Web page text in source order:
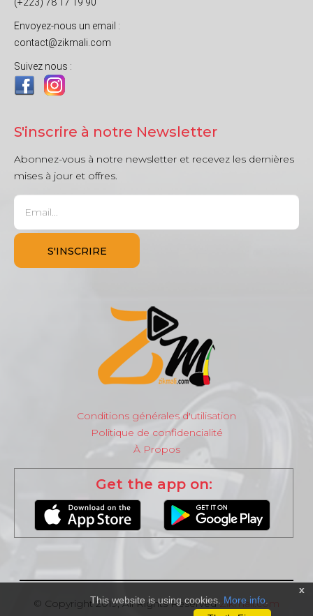
Envoyez-nous un email :
contact@zikmali.com
Suivez nous :
S'inscrire à notre Newsletter
Abonnez-vous à notre newsletter et recevez les dernières
mises à jour et offres.
Conditions générales d'utilisation
Politique de confidencialité
À Propos
Get the app on:
© Copyright 2019, All Rights ReservedZikmali.com
x
This website is using cookies. More info